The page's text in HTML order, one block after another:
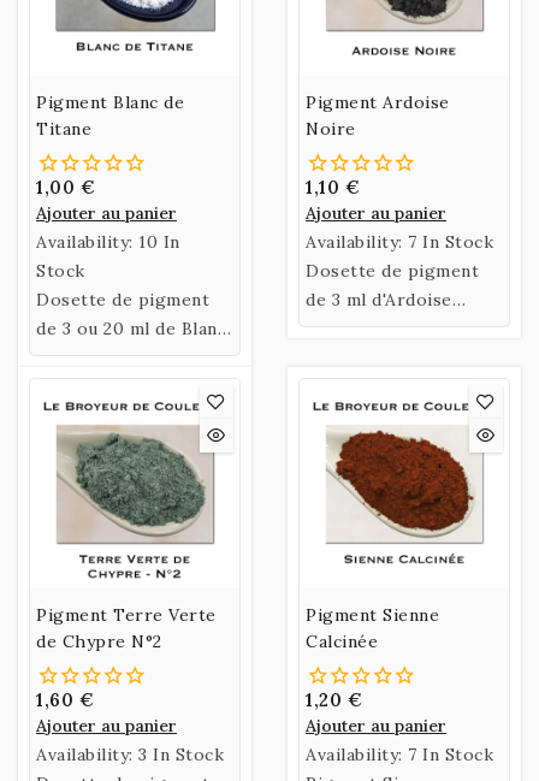
Pigment Blanc de
Titane
1,00 €
Ajouter au panier
Availability: 10 In
Stock
Dosette de pigment
de 3 ou 20 ml de Blanc
de Titane.
Pigment Ardoise
Noire
1,10 €
Ajouter au panier
Availability: 7 In Stock
Dosette de pigment
de 3 ml d'Ardoise
Noire.
Pigment Terre Verte
de Chypre N°2
1,60 €
Ajouter au panier
Availability: 3 In Stock
Pigment Sienne
Calcinée
1,20 €
Ajouter au panier
Availability: 7 In Stock